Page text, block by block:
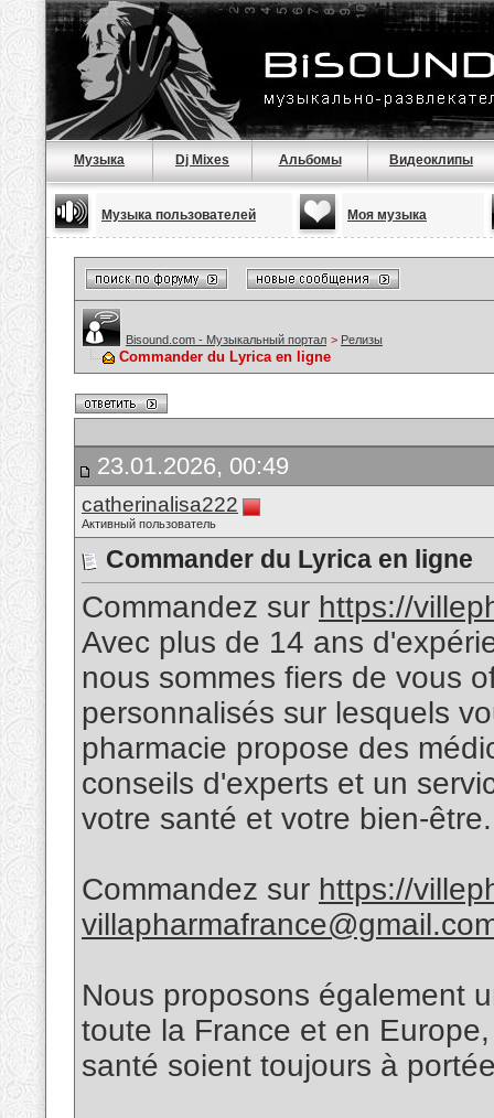
Музыка Dj Mixes Альбомы Видеоклипы
Музыка пользователей Моя музыка
Bisound.com - Музыкальный портал > Релизы
Commander du Lyrica en ligne
23.01.2026, 00:49
catherinalisa222
Активный пользователь
Commander du Lyrica en ligne
Commandez sur https://
Avec plus de 14 ans
nous sommes fiers de vous
personnalisés sur lesquels
pharmacie propose des
conseils d'experts et un
votre santé et votre bien-être.
Commandez sur https://
Nous proposons également
toute la France et en
santé soient toujours à